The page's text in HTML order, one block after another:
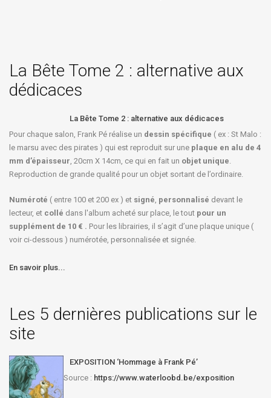
La Bête Tome 2 : alternative aux
dédicaces
La Bête Tome 2 : alternative aux dédicaces
Pour chaque salon, Frank Pé réalise un dessin spécifique ( ex : St Malo :
le marsu avec des pirates ) qui est reproduit sur une plaque en alu de 4
mm d’épaisseur, 20cm X 14cm, ce qui en fait un objet unique.
Reproduction de grande qualité pour un objet sortant de l’ordinaire.
Numéroté ( entre 100 et 200 ex ) et signé, personnalisé devant le
lecteur, et collé dans l'album acheté sur place, le tout pour un
supplément de 10 € . Pour les librairies, il s’agit d’une plaque unique (
voir ci-dessous ) numérotée, personnalisée et signée.
En savoir plus...
Les 5 dernières publications sur le
site
EXPOSITION ‘Hommage à Frank Pé’
Source : https://www.waterloobd.be/exposition